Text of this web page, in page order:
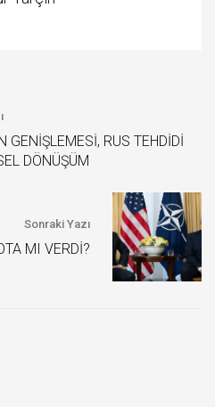
GENİŞLEMESİ, RUS TEHDİDİ
DÖNÜŞÜM
Sonraki Yazı
MI VERDİ?